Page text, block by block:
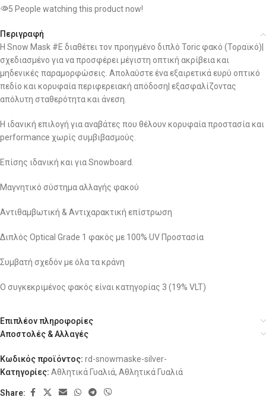
5 People watching this product now!
Περιγραφή
Η Snow Mask #E διαθέτει τον προηγμένο διπλό Toric φακό (Τοραϊκό)|
σχεδιασμένο για να προσφέρει μέγιστη οπτική ακρίβεια και
μηδενικές παραμορφώσεις. Απολαύστε ένα εξαιρετικά ευρύ οπτικό
πεδίο και κορυφαία περιφερειακή απόδοση| εξασφαλίζοντας
απόλυτη σταθερότητα και άνεση.
Η ιδανική επιλογή για αναβάτες που θέλουν κορυφαία προστασία και
performance χωρίς συμβιβασμούς.
Επίσης ιδανική και για Snowboard.
Μαγνητικό σύστημα αλλαγής φακού
Αντιθαμβωτική & Αντιχαρακτική επίστρωση
Διπλός Optical Grade 1 φακός με 100% UV Προστασία
Συμβατή σχεδόν με όλα τα κράνη
Ο συγκεκριμένος φακός είναι κατηγορίας 3 (19% VLT)
Επιπλέον πληροφορίες
Αποστολές & Αλλαγές
Κωδικός προϊόντος: rd-snowmaske-silver-
Κατηγορίες: Αθλητικά Γυαλιά, Αθλητικά Γυαλιά
Share: